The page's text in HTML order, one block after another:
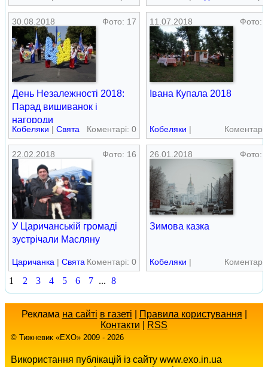
Краєвиди
30.08.2018 Фото: 17
День Незалежності 2018:
Парад вишиванок і
нагороди
військовослужбовцямКоментарі: 0
Кобеляки | Свята
11.07.2018 Фото:
Івана Купала 2018
Кобеляки |
Творчість
22.02.2018
Фото: 16
У Царичанській громаді
зустрічали Масляну
Коментарі: 0
Царичанка | Свята
26.01.2018 Фото:
Зимова казка
Кобеляки |
Краєвиди
1 2 3 4 5 6 7 ... 8
Реклама на сайті в газеті Правила користування
Контакти
RSS
© Тижневик «EХO» 2009 - 2026
Використання публікацій із сайту www.exo.in.ua